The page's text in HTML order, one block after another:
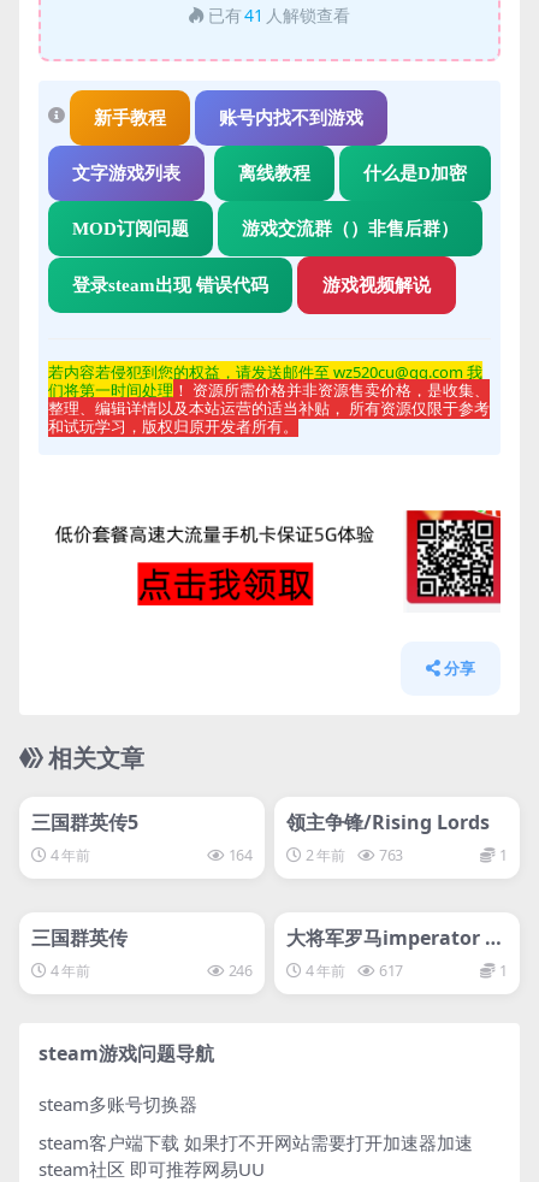
已有41 人解锁查看
新手教程 账号内找不到游戏
文字游戏列表 离线教程 什么是D加密
MOD订阅问题 游戏交流群（）非售后群）
登录steam出现 错误代码 游戏视频解说
若内容若侵犯到您的权益，请发送邮件至 wz520cu@qq.com 我
们将第一时间处理 ！ 资源所需价格并非资源售卖价格，是收集、
整理、编辑详情以及本站运营的适当补贴， 所有资源仅限于参考
和试玩学习，版权归原开发者所有。
分享
相关文章
三国群英传5
4 年前 164
svip专属
领主争锋/Rising Lords
2 年前 763 1
三国群英传
4 年前 246
大将军罗马imperator ro
me 大将军：罗马/Imper
ator：Rome
4 年前 617 1
steam游戏问题导航
steam多账号切换器
steam客户端下载 如果打不开网站需要打开加速器加速
steam社区 即可推荐网易UU